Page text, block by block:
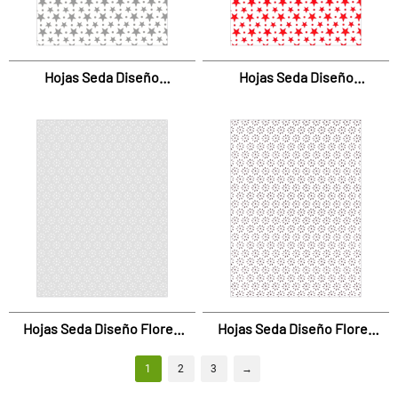
Hojas Seda Diseño
Hojas Seda Diseño
Hojas Seda Diseño Flores
Hojas Seda Diseño Flores
1 2 3 →